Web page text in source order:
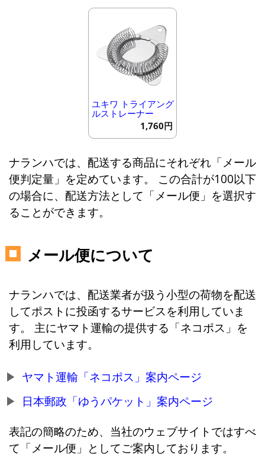
ユキワ トライアング
ルストレーナー
1,760円
ナランハでは、配送する商品にそれぞれ「メール
便判定量」を定めています。 この合計が100以下
の場合に、配送方法として「メール便」を選択す
ることができます。
メール便について
ナランハでは、配送業者が扱う小型の荷物を配送
してポストに投函するサービスを利用していま
す。 主にヤマト運輸の提供する「ネコポス」を
利用しています。
ヤマト運輸「ネコポス」案内ページ
日本郵政「ゆうパケット」案内ページ
表記の簡略のため、当社のウェブサイトではすべ
て「メール便」としてご案内しております。